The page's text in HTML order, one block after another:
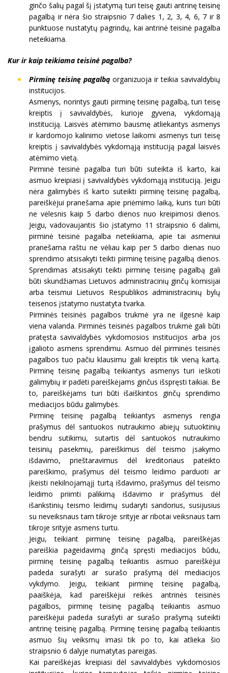
ginčo šalių pagal šį įstatymą turi teisę gauti antrinę teisinę
pagalbą ir nėra šio straipsnio 7 dalies 1, 2, 3, 4, 6, 7 ir 8
punktuose nustatytų pagrindų, kai antrinė teisinė pagalba
neteikiama.
Kur ir kaip teikiama teisinė pagalba?
Pirminę teisinę pagalbą organizuoja ir teikia savivaldybių
institucijos.
Asmenys, norintys gauti pirminę teisinę pagalbą, turi teisę
kreiptis į savivaldybės, kurioje gyvena, vykdomąją
instituciją. Laisvės atėmimo bausmę atliekantys asmenys
ir kardomojo kalinimo vietose laikomi asmenys turi teisę
kreiptis į savivaldybės vykdomąją instituciją pagal laisvės
atėmimo vietą.
Pirminė teisinė pagalba turi būti suteikta iš karto, kai
asmuo kreipiasi į savivaldybės vykdomąją instituciją. Jeigu
nėra galimybės iš karto suteikti pirminę teisinę pagalbą,
pareiškėjui pranešama apie priėmimo laiką, kuris turi būti
ne vėlesnis kaip 5 darbo dienos nuo kreipimosi dienos.
Jeigu, vadovaujantis šio įstatymo 11 straipsnio 6 dalimi,
pirminė teisinė pagalba neteikiama, apie tai asmeniui
pranešama raštu ne vėliau kaip per 5 darbo dienas nuo
sprendimo atsisakyti teikti pirminę teisinę pagalbą dienos.
Sprendimas atsisakyti teikti pirminę teisinę pagalbą gali
būti skundžiamas Lietuvos administracinių ginčų komisijai
arba teismui Lietuvos Respublikos administracinių bylų
teisenos įstatymo nustatyta tvarka.
Pirminės teisinės pagalbos trukmė yra ne ilgesnė kaip
viena valanda. Pirminės teisinės pagalbos trukmė gali būti
pratęsta savivaldybės vykdomosios institucijos arba jos
įgalioto asmens sprendimu. Asmuo dėl pirminės teisinės
pagalbos tuo pačiu klausimu gali kreiptis tik vieną kartą.
Pirminę teisinę pagalbą teikiantys asmenys turi ieškoti
galimybių ir padėti pareiškėjams ginčus išspręsti taikiai. Be
to, pareiškėjams turi būti išaiškintos ginčų sprendimo
mediacijos būdu galimybės.
Pirminę teisinę pagalbą teikiantys asmenys rengia
prašymus dėl santuokos nutraukimo abiejų sutuoktinių
bendru sutikimu, sutartis dėl santuokos nutraukimo
teisinių pasekmių, pareiškimus dėl teismo įsakymo
išdavimo, prieštaravimus dėl kreditoriaus pateikto
pareiškimo, prašymus dėl teismo leidimo parduoti ar
įkeisti nekilnojamąjį turtą išdavimo, prašymus dėl teismo
leidimo priimti palikimą išdavimo ir prašymus dėl
išankstinių teismo leidimų sudaryti sandorius, susijusius
su neveiksnaus tam tikroje srityje ar ribotai veiksnaus tam
tikroje srityje asmens turtu.
Jeigu, teikiant pirminę teisinę pagalbą, pareiškėjas
pareiškia pageidavimą ginčą spręsti mediacijos būdu,
pirminę teisinę pagalbą teikiantis asmuo pareiškėjui
padeda surašyti ar surašo prašymą dėl mediacijos
vykdymo. Jeigu, teikiant pirminę teisinę pagalbą,
paaiškėja, kad pareiškėjui reikės antrinės teisinės
pagalbos, pirminę teisinę pagalbą teikiantis asmuo
pareiškėjui padeda surašyti ar surašo prašymą suteikti
antrinę teisinę pagalbą. Pirminę teisinę pagalbą teikiantis
asmuo šių veiksmų imasi tik po to, kai atlieka šio
straipsnio 6 dalyje numatytas pareigas.
Kai pareiškėjas kreipiasi dėl savivaldybės vykdomosios